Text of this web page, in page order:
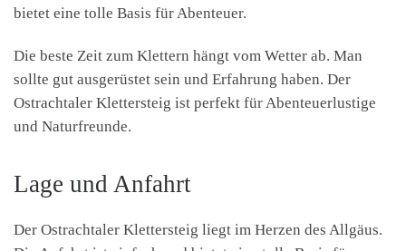
bietet eine tolle Basis für Abenteuer.
Die beste Zeit zum Klettern hängt vom Wetter ab. Man
sollte gut ausgerüstet sein und Erfahrung haben. Der
Ostrachtaler Klettersteig ist perfekt für Abenteuerlustige
und Naturfreunde.
Lage und Anfahrt
Der Ostrachtaler Klettersteig liegt im Herzen des Allgäus.